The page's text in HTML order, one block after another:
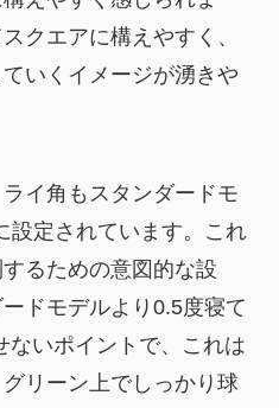
クエアに構えやすく、
いくイメージが湧きや
イ角もスタンダードモ
設定されています。これ
るための意図的な設
ドモデルより0.5度寝て
ないポイントで、これは
リーン上でしっかり球